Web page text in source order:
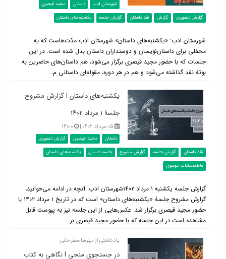
شهرستان ادب داستان
مجید قیصری
گزارش تصویری
گزارش نقد داستان گزارش جلسه یکشنبه‌های داستان
شهرستان ادب: «یکشنبه‌های داستان» شهرستان ادب مدّت‌هاست که به
محفلی برای داستان‌نویسان و دوستداران داستان بدل شده است. در این
جلسات که با حضور مجید قیصری برگزار می‌شود، هم داستان‌های حاضرین به
بوتۀ نقد گذاشته می‌شود و هم در هر دوره، مقوله‌ای داستانی م...
یکشنبه‌های داستان l گزارش مشروح
جلسۀ ۱ مرداد ۱۴۰۲
۰۵ مرداد ۱۴۰۲ | ۱۴:۰۰
داستان مجید قیصری
گزارش تصویری
نقد داستان
گزارش جلسه گزارش مشروح جلسه داستان
یکشنبه‌های داستان
فاطمه‌سادات موسوی
گزارش جلسه یکشنبه ۱ مرداد ۱۴۰۲شهرستان ادب: آنچه در ادامه می‌خوانید،
گزارش مشروح جلسۀ «یکشنبه‌های داستان» است که در تاریخ ۱ مرداد ۱۴۰۲ با
حضور مجید قیصری برگزار شد. عکس‌هایی از این جلسه نیز به پیوست قابل
مشاهده است.در این جلسه که با حضور مجید قیصری بر...
یادداشتی از مهرسا صفرخانی
در جستجوی منجی l نگاهی به کتاب